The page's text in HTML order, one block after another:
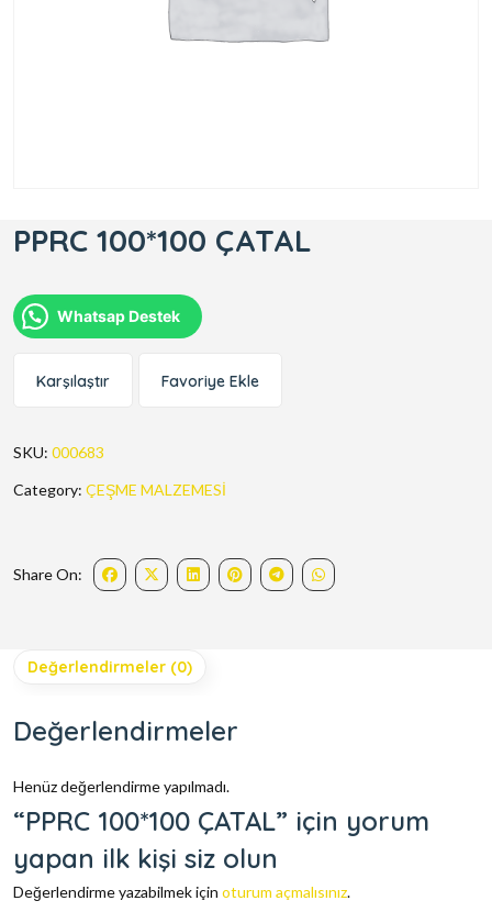
PPRC 100*100 ÇATAL
Whatsap Destek
Karşılaştır Favoriye Ekle
SKU: 000683
Category: ÇEŞME MALZEMESİ
Share On:
Değerlendirmeler (0)
Değerlendirmeler
Henüz değerlendirme yapılmadı.
“PPRC 100*100 ÇATAL” için yorum
yapan ilk kişi siz olun
Değerlendirme yazabilmek için oturum açmalısınız.